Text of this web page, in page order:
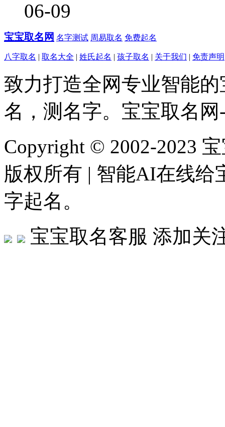
06-09
宝宝取名网 名字测试 周易取名 免费起名
八字取名 | 取名大全 | 姓氏起名 | 孩子取名 | 关于我们 | 免责声明
致力打造全网专业智能
名，测名字。宝宝取名
Copyright © 2002-2023
版权所有 | 智能AI在线给
字起名。
宝宝取名客服 添加关